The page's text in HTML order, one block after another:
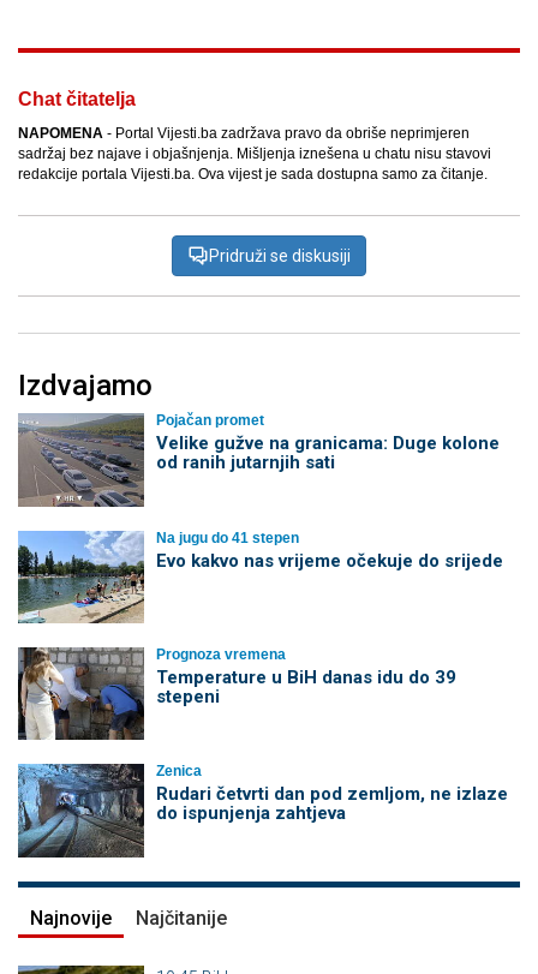
Chat čitatelja
NAPOMENA - Portal Vijesti.ba zadržava pravo da obriše neprimjeren
sadržaj bez najave i objašnjenja. Mišljenja iznešena u chatu nisu stavovi
redakcije portala Vijesti.ba. Ova vijest je sada dostupna samo za čitanje.
Pridruži se diskusiji
Izdvajamo
Pojačan promet
Velike gužve na granicama: Duge kolone
od ranih jutarnjih sati
Na jugu do 41 stepen
Evo kakvo nas vrijeme očekuje do srijede
Prognoza vremena
Temperature u BiH danas idu do 39
stepeni
Zenica
Rudari četvrti dan pod zemljom, ne izlaze
do ispunjenja zahtjeva
Najnovije Najčitanije